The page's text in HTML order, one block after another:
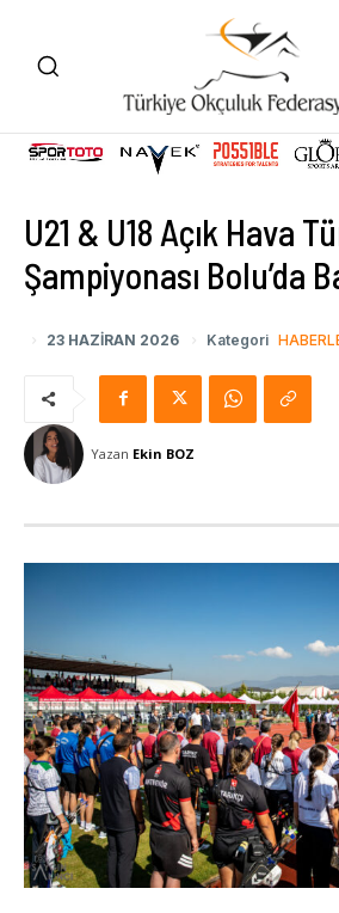
U21 & U18 Açık Hava
Şampiyonası Bolu’da
23 HAZIRAN 2026 Kategori
Yazan Ekin BOZ